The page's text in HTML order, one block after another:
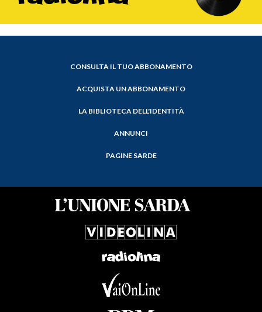
CONSULTA IL TUO ABBONAMENTO
ACQUISTA UN ABBONAMENTO
LA BIBLIOTECA DELL'IDENTITÀ
ANNUNCI
PAGINE SARDE